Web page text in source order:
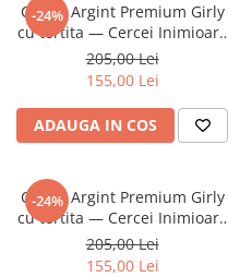
-24%
Cercei Argint Premium Girly
cu tortita — Cercei Inimioara
Roz - Pelicula Anticoroziune
205,00 Lei
155,00 Lei
ADAUGA IN COS
-24%
Cercei Argint Premium Girly
cu tortita — Cercei Inimioare
Roz - Pelicula Anticoroziune
205,00 Lei
155,00 Lei